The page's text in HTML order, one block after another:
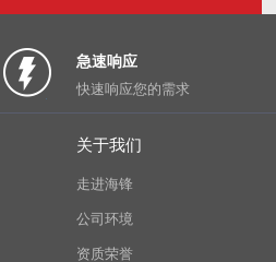
急速响应
快速响应您的需求
关于我们
走进海锋
公司环境
资质荣誉